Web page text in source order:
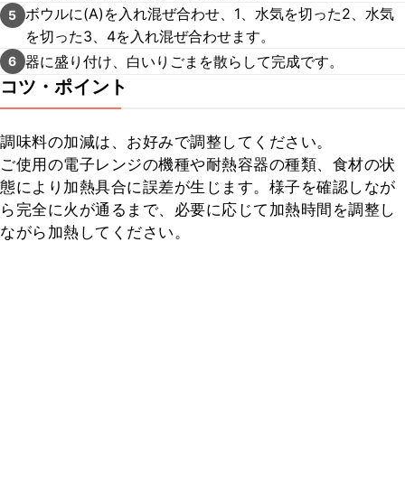
5 ボウルに(A)を入れ混ぜ合わせ、1、水気を切った2、水気
を切った3、4を入れ混ぜ合わせます。
6 器に盛り付け、白いりごまを散らして完成です。
コツ・ポイント
調味料の加減は、お好みで調整してください。
ご使用の電子レンジの機種や耐熱容器の種類、食材の状
態により加熱具合に誤差が生じます。様子を確認しなが
ら完全に火が通るまで、必要に応じて加熱時間を調整し
ながら加熱してください。